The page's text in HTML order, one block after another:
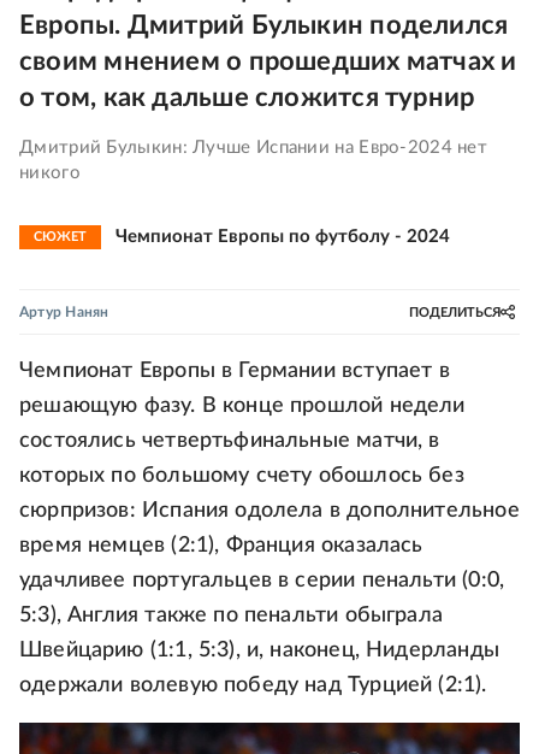
Европы. Дмитрий Булыкин поделился
своим мнением о прошедших матчах и
о том, как дальше сложится турнир
Дмитрий Булыкин: Лучше Испании на Евро-2024 нет
никого
СЮЖЕТ Чемпионат Европы по футболу - 2024
Артур Нанян ПОДЕЛИТЬСЯ
Чемпионат Европы в Германии вступает в
решающую фазу. В конце прошлой недели
состоялись четвертьфинальные матчи, в
которых по большому счету обошлось без
сюрпризов: Испания одолела в дополнительное
время немцев (2:1), Франция оказалась
удачливее португальцев в серии пенальти (0:0,
5:3), Англия также по пенальти обыграла
Швейцарию (1:1, 5:3), и, наконец, Нидерланды
одержали волевую победу над Турцией (2:1).